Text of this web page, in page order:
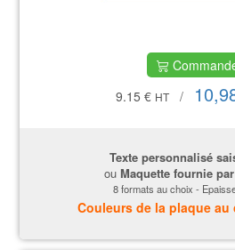
9.15 € HT /
Texte personnalisé
ou Maquette fournie
8 formats au choix -
Couleurs de la plaque au